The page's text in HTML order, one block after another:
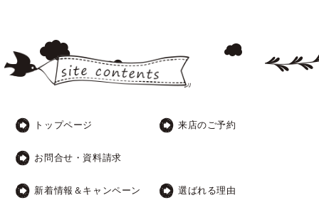
トップページ 来店のご予約
お問合せ・資料請求
新着情報＆キャンペーン 選ばれる理由